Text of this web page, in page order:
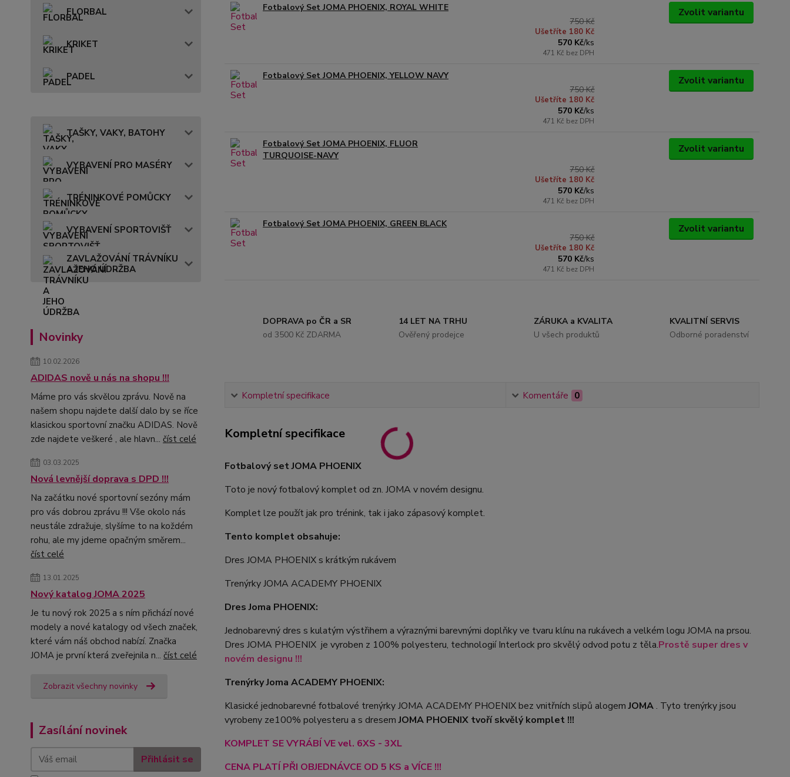
FLORBAL
KRIKET
PADEL
TAŠKY, VAKY, BATOHY
VYBAVENÍ PRO MASÉRY
TRÉNINKOVÉ POMŮCKY
VYBAVENÍ SPORTOVIŠŤ
ZAVLAŽOVÁNÍ TRÁVNÍKU
A JEHO ÚDRŽBA
Novinky
10.02.2026
ADIDAS nově u nás na shopu !!!
Máme pro vás skvělou zprávu. Nově na
našem shopu najdete další dalo by se říce
klasickou sportovní značku ADIDAS. Nově
zde najdete veškeré , ale hlavn... číst celé
03.03.2025
Nová levnější doprava s DPD !!!
Na začátku nové sportovní sezóny mám
pro vás dobrou zprávu !!! Vše okolo nás
neustále zdražuje, slyšíme to na koždém
rohu, ale my jdeme opačným směrem...
číst celé
13.01.2025
Nový katalog JOMA 2025
Je tu nový rok 2025 a s ním přichází nové
modely a nové katalogy od všech značek,
které vám náš obchod nabízí. Značka
JOMA je první která zveřejnila n... číst celé
Zobrazit všechny novinky
Zasílání novinek
Přihlásit se
Fotbalový Set JOMA PHOENIX, ROYAL WHITE
750 Kč
Ušetříte 180 Kč
570 Kč/ks
471 Kč bez DPH
Zvolit variantu
Fotbalový Set JOMA PHOENIX, YELLOW NAVY
750 Kč
Ušetříte 180 Kč
570 Kč/ks
471 Kč bez DPH
Zvolit variantu
Fotbalový Set JOMA PHOENIX, FLUOR
TURQUOISE-NAVY
750 Kč
Ušetříte 180 Kč
570 Kč/ks
471 Kč bez DPH
Zvolit variantu
Fotbalový Set JOMA PHOENIX, GREEN BLACK
750 Kč
Ušetříte 180 Kč
570 Kč/ks
471 Kč bez DPH
Zvolit variantu
DOPRAVA po ČR a SR
od 3500 Kč ZDARMA
14 LET NA TRHU
Ověřený prodejce
ZÁRUKA a KVALITA
U všech produktů
KVALITNÍ SERVIS
Odborné poradenství
Kompletní specifikace Komentáře 0
Kompletní specifikace
Fotbalový set JOMA PHOENIX
Toto je nový fotbalový komplet od zn. JOMA v novém designu.
Komplet lze použít jak pro trénink, tak i jako zápasový komplet.
Tento komplet obsahuje:
Dres JOMA PHOENIX s krátkým rukávem
Trenýrky JOMA ACADEMY PHOENIX
Dres Joma PHOENIX:
Jednobarevný dres s kulatým výstřihem a výraznými barevnými doplňky ve tvaru klínu na rukávech a velkém logu JOMA na prsou.
Dres JOMA PHOENIX je vyroben z 100% polyesteru, technologií Interlock pro skvělý odvod potu z těla.Prostě super dres v
novém designu !!!
Trenýrky Joma ACADEMY PHOENIX:
Klasické jednobarevné fotbalové trenýrky JOMA ACADEMY PHOENIX bez vnitřních slipů alogemJOMA. Tyto trenýrky jsou
vyrobeny ze100% polyesteru a s dresemJOMA PHOENIX tvoří skvělý komplet !!!
KOMPLET SE VYRÁBÍ VE vel. 6XS - 3XL
CENA PLATÍ PŘI OBJEDNÁVCE OD 5 KS a VÍCE !!!